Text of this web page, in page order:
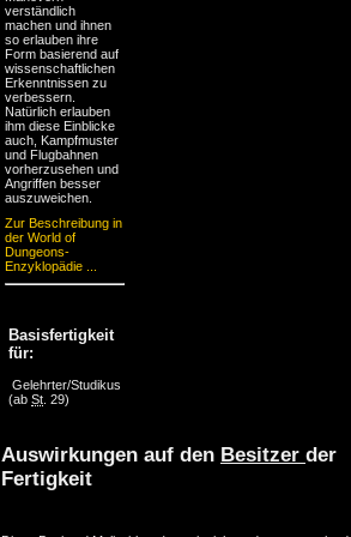
verständlich
machen und ihnen
so erlauben ihre
Form basierend auf
wissenschaftlichen
Erkenntnissen zu
verbessern.
Natürlich erlauben
ihm diese Einblicke
auch, Kampfmuster
und Flugbahnen
vorherzusehen und
Angriffen besser
auszuweichen.
Zur Beschreibung in
der World of
Dungeons-
Enzyklopädie ...
Basisfertigkeit
für:
Gelehrter/Studikus
(ab St . 29)
Auswirkungen auf den Besitzer der
Fertigkeit